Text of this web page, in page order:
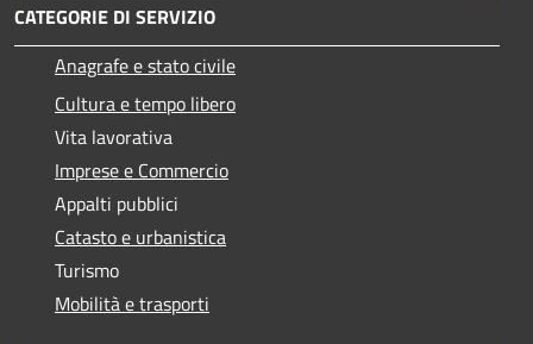
CATEGORIE DI SERVIZIO
Anagrafe e stato civile
Cultura e tempo libero
Vita lavorativa
Imprese e Commercio
Appalti pubblici
Catasto e urbanistica
Turismo
Mobilità e trasporti